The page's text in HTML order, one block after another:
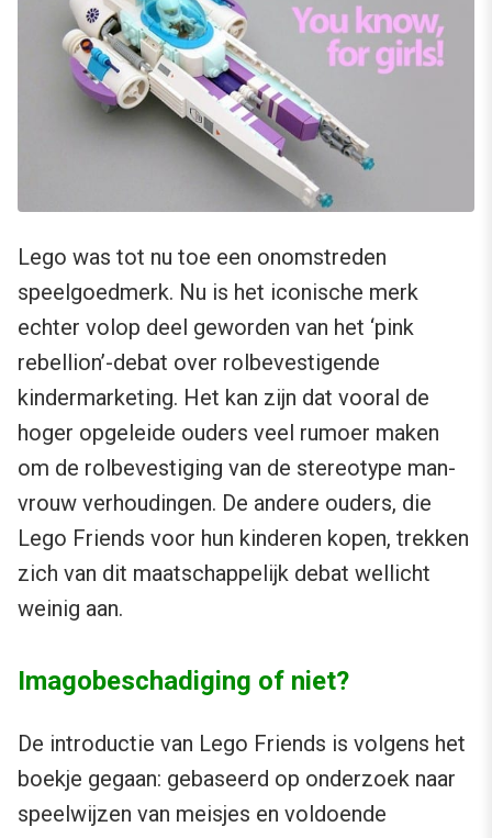
Lego was tot nu toe een onomstreden
speelgoedmerk. Nu is het iconische merk
echter volop deel geworden van het ‘pink
rebellion’-debat over rolbevestigende
kindermarketing. Het kan zijn dat vooral de
hoger opgeleide ouders veel rumoer maken
om de rolbevestiging van de stereotype man-
vrouw verhoudingen. De andere ouders, die
Lego Friends voor hun kinderen kopen, trekken
zich van dit maatschappelijk debat wellicht
weinig aan.
Imagobeschadiging of niet?
De introductie van Lego Friends is volgens het
boekje gegaan: gebaseerd op onderzoek naar
speelwijzen van meisjes en voldoende